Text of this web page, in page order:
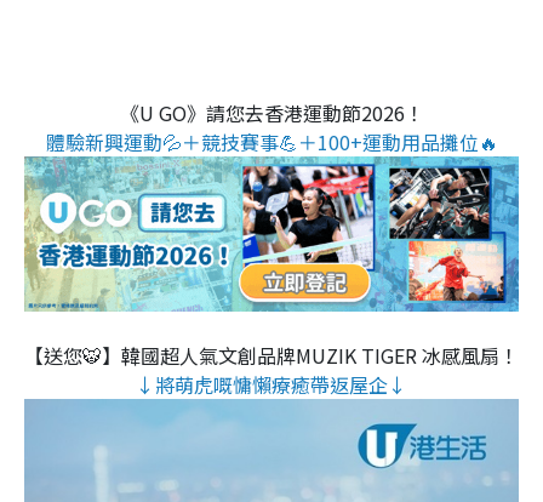
《U GO》請您去香港運動節2026！
體驗新興運動💦＋競技賽事💪＋100+運動用品攤位🔥
【送您🐯】韓國超人氣文創品牌MUZIK TIGER 冰感風扇！
↓將萌虎嘅慵懶療癒帶返屋企↓